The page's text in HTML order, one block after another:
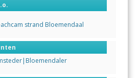
strand Bloemendaal